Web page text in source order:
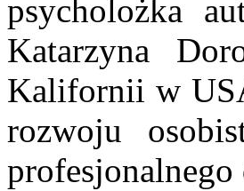
psycholożka
Katarzyna
Kalifornii w
rozwoju